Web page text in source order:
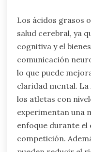
La rhodiola rosea,
son adaptógenos
La rhodiola rosea
la fatiga. El
estrés y los
aumenta los
cognitiva. Estos
resiliencia mental,
atlético.